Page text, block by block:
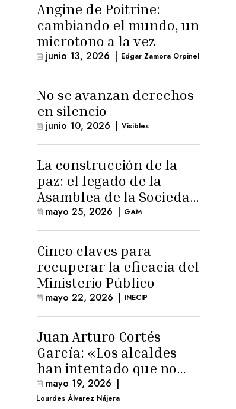
Angine de Poitrine:
cambiando el mundo, un
microtono a la vez
junio 13, 2026 | Edgar Zamora Orpinel
No se avanzan derechos
en silencio
junio 10, 2026 | Visibles
La construcción de la
paz: el legado de la
Asamblea de la Sociedad
Civil
mayo 25, 2026 | GAM
Cinco claves para
recuperar la eficacia del
Ministerio Público
mayo 22, 2026 | INECIP
Juan Arturo Cortés
García: «Los alcaldes
han intentado que no
exista el terreno
comunal»
mayo 19, 2026 |
Lourdes Álvarez Nájera